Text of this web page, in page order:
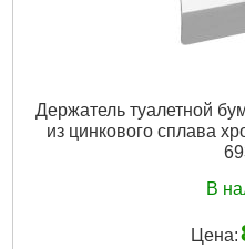
Держатель туалетной
из цинкового сплава
В
Цена: